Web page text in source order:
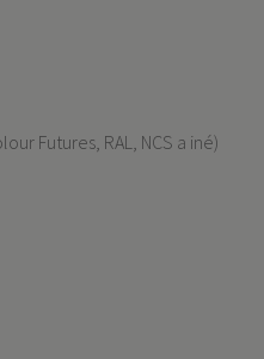
Futures, RAL, NCS a iné)